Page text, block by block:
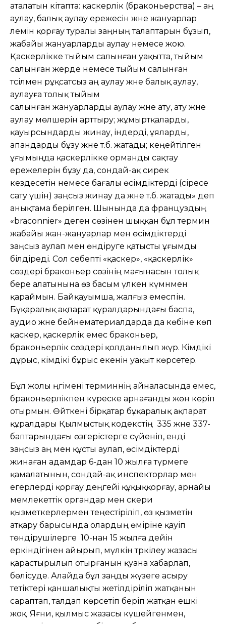
аталатын кітапта: қаскерлік (браконьерства) – аң
аулау, балық аулау ережесін және жануарлар
әлемін қорғау туралы заңның талаптарын бұзып,
жабайы жануарларды аулау немесе жою.
Қаскерлікке тыйым салынған уақытта, тыйым
салынған жерде немесе тыйым салынған
тәсілмен рұқсатсыз аң аулау және балық аулау,
аулауға толық тыйым
салынған жануарларды аулау және ату, ату және
аулау мөлшерін арттыру; жұмыртқаларды,
қауырсындарды жинау, індерді, ұяларды,
апандарды бұзу және т.б. жатады; кеңейтілген
ұғымыңда қаскерлікке орманды сақтау
ережелерін бұзу да, сондай-ақ сирек
кездесетін немесе бағалы өсімдіктерді (әсіресе
сату үшін) заңсыз жинау да және т.б. жатады» деп
анықтама берілген. Шынында да француздың
«braconnier» деген сөзінен шыққан бұл термин
жабайы жан-жануарлар мен өсімдіктерді
заңсыз аулап мен өндіруге қатысты ұғымды
білдіреді. Сол себепті «қаскер», «қаскерлік»
сөздері браконьер сөзінің мағынасын толық
бере алатынына өз басым үлкен күмәнмен
қараймын. Байқауымша, жалғыз емеспін.
Бұқаралық ақпарат құралдарындағы баспа,
аудио және бейнематериалдарда да көбіне көп
қаскер, қаскерлік емес браконьер,
браконьерлік сөздері қолданылып жүр. Кімдікі
дұрыс, кімдікі бұрыс екенін уақыт көрсетер.
Бұл жолы әңгімені терминнің айналасында емес,
браконьерлікпен күреске арнағанды жөн көріп
отырмын. Өйткені бірқатар бұқаралық ақпарат
құралдары Қылмыстық кодекстің 335 және 337-
баптарындағы өзгерістерге сүйеніп, енді
заңсыз аң мен құсты аулап, өсімдіктерді
жинаған адамдар 6-дан 10 жылға түрмеге
қамалатынын, сондай-ақ инспекторлар мен
егерлерді қорғау деңгейі құқыққорғау, арнайы
мемлекеттік органдар мен әскери
қызметкерлермен теңестіріліп, өз қызметін
атқару барысында олардың өміріне қауіп
төндірушілерге 10-нан 15 жылға дейін
еркіндігінен айырып, мүлкін тәркілеу жазасы
қарастырылып отырғанын қуана хабарлап,
бөлісуде. Алайда бұл заңды жүзеге асыру
тетіктері қаншалықты жетілдіріліп жатқанын
сараптап, талдап көрсетіп беріп жатқан ешкі
жоқ. Яғни, қылмыс жазасы күшейгенмен,